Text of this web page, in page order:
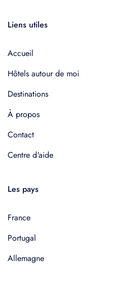
Liens utiles
Accueil
Hôtels autour de moi
Destinations
À propos
Contact
Centre d'aide
Les pays
France
Portugal
Allemagne